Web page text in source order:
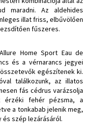
maradni. Az aldehides
illat friss, elbűvölően
fűszeres.
Home Sport Eau de
és a vérnarancs jegyei
egészítenek ki.
találkozunk, az illatos
fás cédrus varázsolja
érzéki fehér pézsma, a
a tonkabab jelenik meg,
szép lezárásáról.